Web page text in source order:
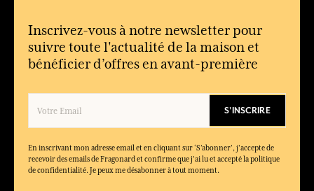
Inscrivez-vous à notre newsletter pour
suivre toute l'actualité de la maison et
bénéficier d’offres en avant-première
S'INSCRIRE
En inscrivant mon adresse email et en cliquant sur ‘S’abonner’, j'accepte de
recevoir des emails de Fragonard et confirme que j'ai lu et accepté la politique
de confidentialité. Je peux me désabonner à tout moment.